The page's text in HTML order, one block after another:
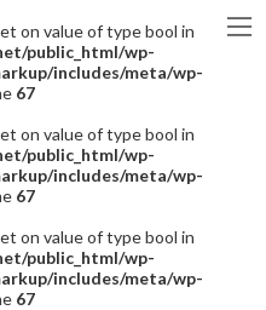
on value of type bool in
public_html/wp-
includes/meta/wp-
67
on value of type bool in
public_html/wp-
includes/meta/wp-
67
on value of type bool in
public_html/wp-
includes/meta/wp-
67